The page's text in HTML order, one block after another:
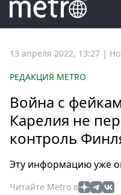
Все
Россия
Мир
Здоровье
Туризм
Мода
13 апреля 2022, 13:27 |
РЕДАКЦИЯ METRO
Война с
Карелия не
контроль
Эту информацию уже
Читайте Metro в